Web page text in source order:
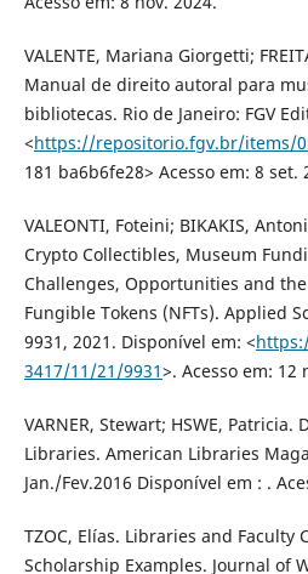
VALENTE, Mariana Giorgetti;
Manual de direito autoral para
bibliotecas. Rio de Janeiro: FGV
<https://repositorio.fgv.br/items/
181 ba6b6fe28> Acesso em: 8 set.
VALEONTI, Foteini; BIKAKIS,
Crypto Collectibles, Museum
Challenges, Opportunities and
Fungible Tokens (NFTs). Applied
9931, 2021. Disponível em: <
3417/11/21/9931>. Acesso em: 12
VARNER, Stewart; HSWE,
Libraries. American Libraries
Jan./Fev.2016 Disponível em : .
TZOC, Elías. Libraries and Faculty
Scholarship Examples. Journal of